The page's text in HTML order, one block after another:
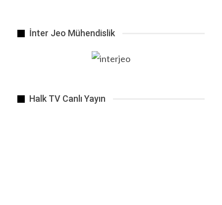
İnter Jeo Mühendislik
Halk TV Canlı Yayın